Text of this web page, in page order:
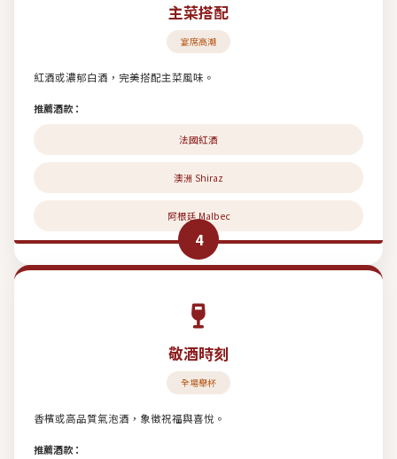
主菜搭配
宴席高潮
紅酒或濃郁白酒，完美搭配主菜風味。
推薦酒款：
法國紅酒
澳洲 Shiraz
阿根廷 Malbec
4
敬酒時刻
全場舉杯
香檳或高品質氣泡酒，象徵祝福與喜悅。
推薦酒款：